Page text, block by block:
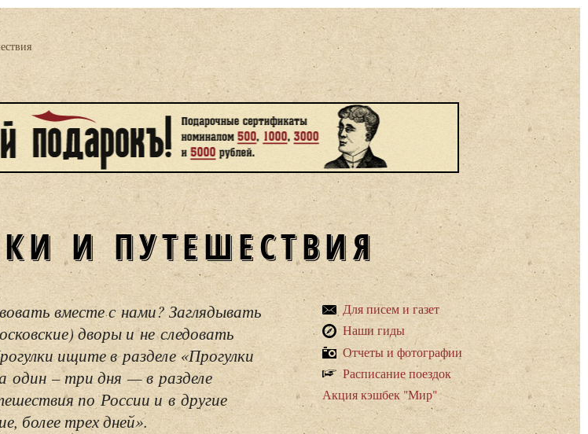
И ПУТЕШЕСТВИЯ
Для писем и газет
Наши гиды
Отчеты и фотографии
Расписание поездок
Акция кэшбек "Мир"
вместе с нами? Заглядывать
дворы и не следовать
ищите в разделе «Прогулки
один – три дня — в разделе
по России и в другие
более трех дней».